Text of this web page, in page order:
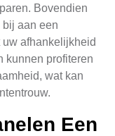
Bovendien
aan een
afhankelijkheid
kunnen profiteren
wat kan
Een